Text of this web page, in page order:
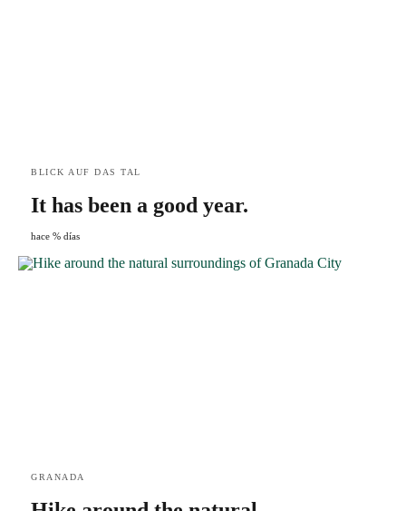
BLICK AUF DAS TAL
It has been a good year.
hace % días
GRANADA